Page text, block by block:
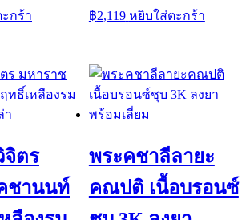
กร้า ฿2,119 หยิบใส่ตะกร้า
จิตร
ชานนท์
พระคชาลีลายะ
คณปติ เนื้อบรอนซ์